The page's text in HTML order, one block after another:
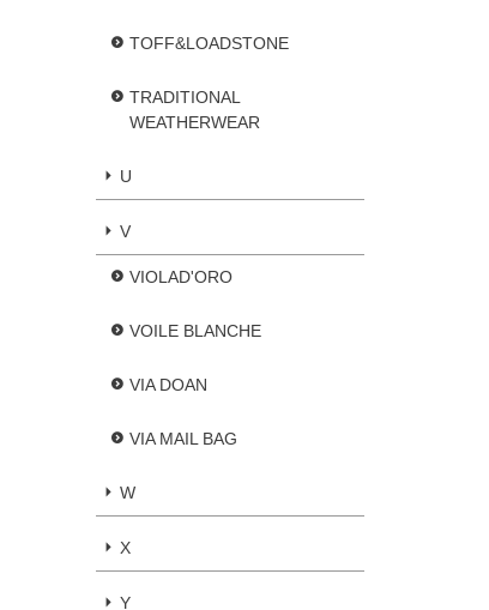
TOFF&LOADSTONE
TRADITIONAL
WEATHERWEAR
U
V
VIOLAD'ORO
VOILE BLANCHE
VIA DOAN
VIA MAIL BAG
W
X
Y